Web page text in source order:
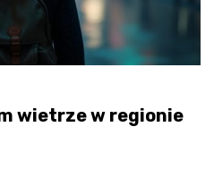
wietrze w regionie